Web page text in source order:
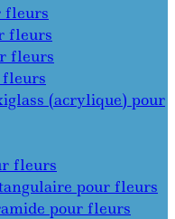
fleurs
fleurs
fleurs
fleurs
(acrylique) pour
fleurs
pour fleurs
pour fleurs